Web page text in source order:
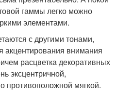
гаммы легко можно
элементами.
с другими тонами,
акцентирования внимания
расцветка декоративных
эксцентричной,
противоположной мягкой.